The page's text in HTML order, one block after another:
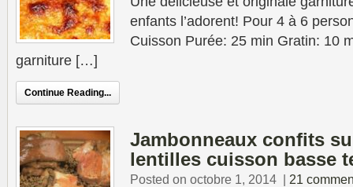
enfants l’adorent! Pour 4 à 6
Cuisson Purée: 25 min Gratin: 10
garniture […]
Continue Reading...
Jambonneaux confits
lentilles cuisson basse
Posted on octobre 1, 2014 | 21